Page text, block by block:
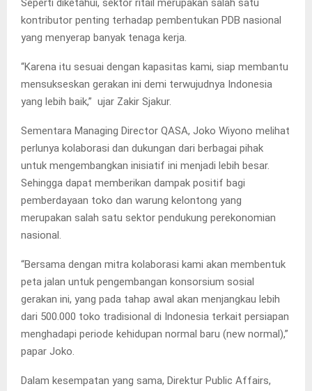
Seperti diketahui, sektor ritail merupakan salah satu
kontributor penting terhadap pembentukan PDB nasional
yang menyerap banyak tenaga kerja.
“Karena itu sesuai dengan kapasitas kami, siap membantu
mensukseskan gerakan ini demi terwujudnya Indonesia
yang lebih baik,” ujar Zakir Sjakur.
Sementara Managing Director QASA, Joko Wiyono melihat
perlunya kolaborasi dan dukungan dari berbagai pihak
untuk mengembangkan inisiatif ini menjadi lebih besar.
Sehingga dapat memberikan dampak positif bagi
pemberdayaan toko dan warung kelontong yang
merupakan salah satu sektor pendukung perekonomian
nasional.
“Bersama dengan mitra kolaborasi kami akan membentuk
peta jalan untuk pengembangan konsorsium sosial
gerakan ini, yang pada tahap awal akan menjangkau lebih
dari 500.000 toko tradisional di Indonesia terkait persiapan
menghadapi periode kehidupan normal baru (new normal),”
papar Joko.
Dalam kesempatan yang sama, Direktur Public Affairs,